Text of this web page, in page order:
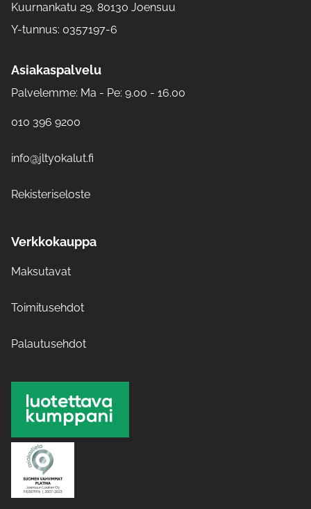
Kuurnankatu 29, 80130 Joensuu
Y-tunnus: 0357197-6
Asiakaspalvelu
Palvelemme: Ma - Pe: 9.00 - 16.00
010 396 9200
info@jltyokalut.fi
Rekisteriseloste
Verkkokauppa
Maksutavat
Toimitusehdot
Palautusehdot